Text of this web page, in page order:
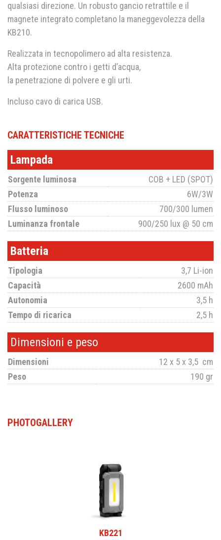
qualsiasi direzione. Un robusto gancio retrattile e il
magnete integrato completano la maneggevolezza della
KB210.
Realizzata in tecnopolimero ad alta resistenza.
Alta protezione contro i getti d’acqua,
la penetrazione di polvere e gli urti.
Incluso cavo di carica USB.
CARATTERISTICHE TECNICHE
Lampada
Sorgente luminosa
COB + LED (SPOT)
Potenza
6W/3W
Flusso luminoso
700/300 lumen
Luminanza frontale
900/250 lux @ 50 cm
Batteria
Tipologia
3,7 Li-ion
Capacità
2600 mAh
Autonomia
3,5 h
Tempo di ricarica
2,5 h
Dimensioni e peso
Dimensioni
12 x 5 x 3,5 cm
Peso
190 gr
PHOTOGALLERY
KB221